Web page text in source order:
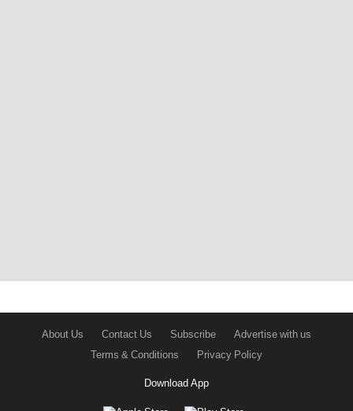
About Us Contact Us Subscribe
Advertise with us
Terms & Conditions
Privacy Policy
Download App